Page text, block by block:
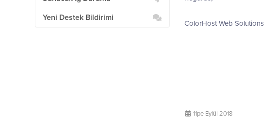
ColorHost Web Solutions
11pe Eylül 2018
Yeni Destek Bildirimi